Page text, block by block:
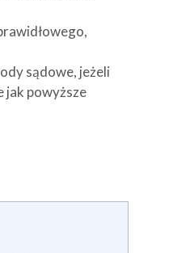
sądowe, jeżeli
jak powyższe